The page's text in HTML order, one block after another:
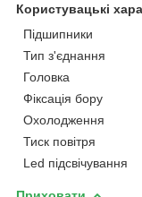
Користувацькі
Підшипники
Тип з'єднання
Головка
Фіксація бору
Охолодження
Тиск повітря
Led підсвічування